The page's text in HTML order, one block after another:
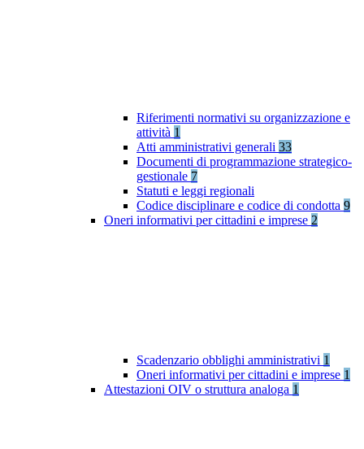
Riferimenti normativi su organizzazione e
attività 1
Atti amministrativi generali 33
Documenti di programmazione strategico-
gestionale 7
Statuti e leggi regionali
Codice disciplinare e codice di condotta 9
Oneri informativi per cittadini e imprese 2
Scadenzario obblighi amministrativi 1
Oneri informativi per cittadini e imprese 1
Attestazioni OIV o struttura analoga 1